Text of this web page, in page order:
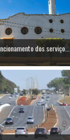
dos serviço...